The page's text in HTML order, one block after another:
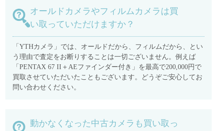
オールドカメラやフィルムカメラは買
い取っていただけますか？
「YTHカメラ」では、オールドだから、フィルムだから、とい
う理由で査定をお断りすることは一切ございません。例えば
「PENTAX 67 II＋AEファインダー付き」を最高で200,000円で
買取させていただいたこともございます。どうぞご安心してお
問い合わせください。
動かなくなった中古カメラも買い取っ